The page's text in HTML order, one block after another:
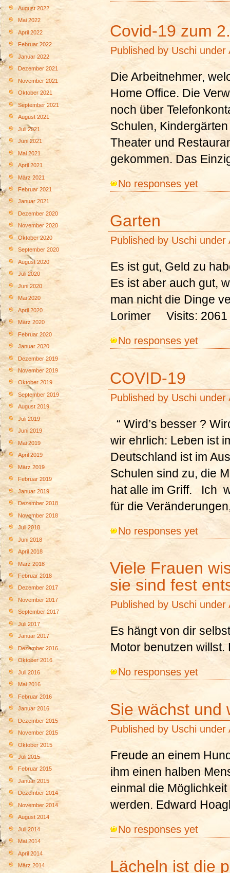
August 2022
Mai 2022
April 2022
Februar 2022
Januar 2022
Dezember 2021
November 2021
Oktober 2021
September 2021
August 2021
Juli 2021
Juni 2021
Mai 2021
April 2021
März 2021
Februar 2021
Januar 2021
Dezember 2020
November 2020
Oktober 2020
September 2020
August 2020
Juli 2020
Juni 2020
Mai 2020
April 2020
März 2020
Februar 2020
Januar 2020
Dezember 2019
November 2019
Oktober 2019
September 2019
August 2019
Juli 2019
Juni 2019
Mai 2019
April 2019
März 2019
Februar 2019
Januar 2019
Dezember 2018
November 2018
Juli 2018
Juni 2018
April 2018
März 2018
Februar 2018
Dezember 2017
November 2017
September 2017
Juli 2017
Januar 2017
Dezember 2016
Oktober 2016
Juli 2016
Mai 2016
Februar 2016
Januar 2016
Dezember 2015
November 2015
Oktober 2015
Juli 2015
Februar 2015
Januar 2015
Dezember 2014
November 2014
August 2014
Juli 2014
Mai 2014
April 2014
März 2014
Covid-19 zum 2.
Published by Uschi under
Die Arbeitnehmer,
Home Office. Die
noch über
Schulen,
Theater und
gekommen. Das
No responses yet
Garten
Published by Uschi under
Es ist gut, Geld zu
Es ist aber auch gut,
man nicht die Dinge
Lorimer Visits: 2061
No responses yet
COVID-19
Published by Uschi under
“ Wird’s besser ?
wir ehrlich: Leben ist
Deutschland ist im
Schulen sind zu, die
hat alle im Griff. Ich
für die
No responses yet
Viele Frauen
sie sind fest
Published by Uschi under
Es hängt von dir
Motor benutzen
No responses yet
Sie wächst und
Published by Uschi under
Freude an einem
ihm einen halben
einmal die
werden. Edward
No responses yet
Lächeln ist die